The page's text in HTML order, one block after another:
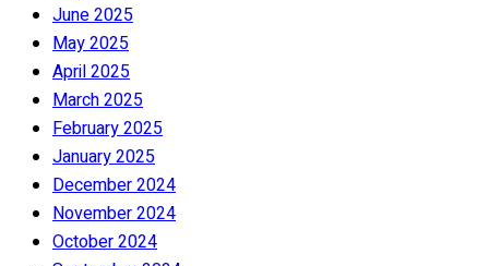
June 2025
May 2025
April 2025
March 2025
February 2025
January 2025
December 2024
November 2024
October 2024